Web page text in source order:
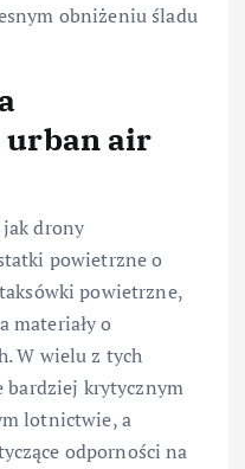
obniżeniu śladu
urban air
drony
powietrzne o
powietrzne,
materiały o
W wielu z tych
bardziej krytycznym
lotnictwie, a
odporności na